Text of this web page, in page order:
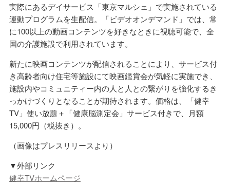
実際にあるデイサービス「東京マルシェ」で実施されている
運動プログラムを生配信。「ビデオオンデマンド」では、常
に100以上の動画コンテンツを好きなときに視聴可能で、全
国の介護施設で利用されています。
新たに映画コンテンツが配信されることにより、サービス付
き高齢者向け住宅等施設にて映画鑑賞会が気軽に実施でき、
施設内やコミュニティー内の人と人との繋がりを強化するき
っかけづくりとなることが期待されます。価格は、「健幸
TV」使い放題＋「健康脳測定会」サービス付きで、月額
15,000円（税抜き）。
（画像はプレスリリースより）
▼外部リンク
健幸TVホームページ